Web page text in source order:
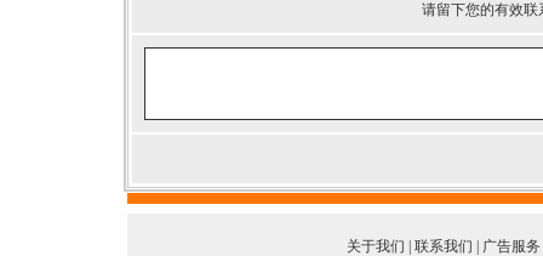
请留下您的有效
关于我们 联系我们 广告服务